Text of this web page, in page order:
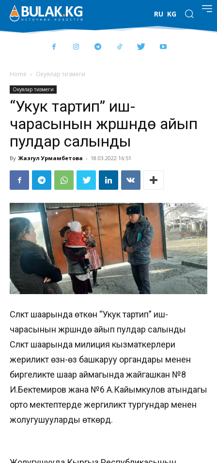
RU KG
Home Окуялар тизмеги
Окуялар тизмеги
“Укук тартип” иш-
чарасынын жүрүшүндө айып
пулдар салынды
By Жазгул Урмамбетова - 18.03.2022 16:51
Сүлүктү шаарында өткөн “Укук тартип” иш-
чарасынын жүрүшүндө айып пулдар салынды
Сүлүктү шаарында милиция кызматкерлери
жериликтүү өзүн-өзү башкаруу органдары менен
биргеликте шаар аймагында жайгашкан №8
И.Бектемиров жана №6 А.Кайымкулов атындагы
орто мектептерде жергиликтүү тургундар менен
жолугушууларды өткөрдү.